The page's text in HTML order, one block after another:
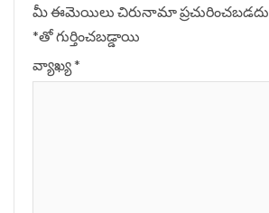
మీ ఈమెయిలు చిరునామా ప్రచురించబడదు.
*‌తో గుర్తించబడ్డాయి
వ్యాఖ్య*